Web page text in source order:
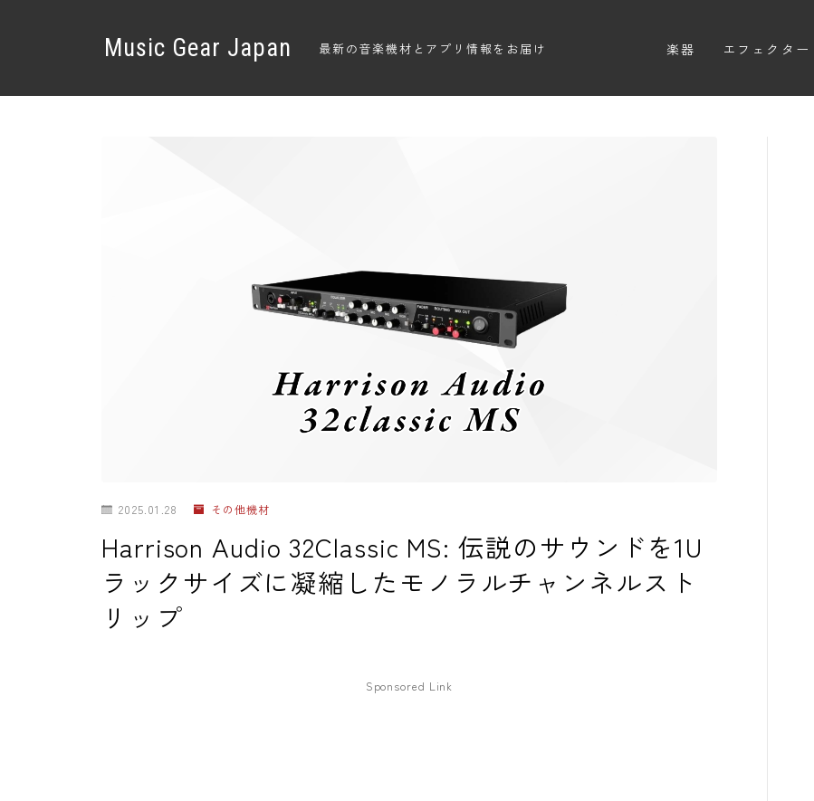
Music Gear Japan 最新の音楽機材とアプリ情報をお届け 楽器 エフェクター
2025.01.28 その他機材
Harrison Audio 32Classic MS: 伝説のサウンドを1U
ラックサイズに凝縮したモノラルチャンネルスト
リップ
Sponsored Link